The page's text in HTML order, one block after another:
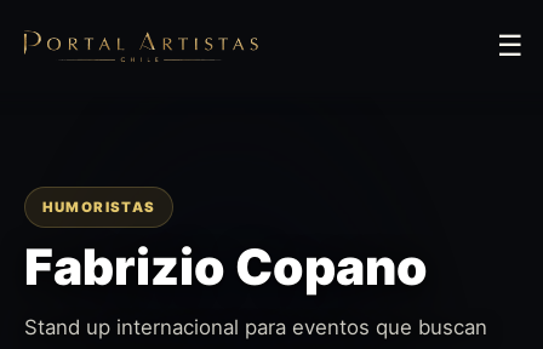
☰
HUMORISTAS
Fabrizio Copano
Stand up internacional para eventos que buscan